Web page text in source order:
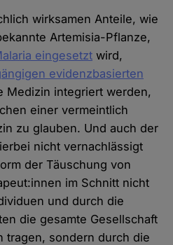
wirksamen Anteile, wie
Artemisia-Pflanze,
eingesetzt wird,
evidenzbasierten
Medizin integriert werden,
einer vermeintlich
zu glauben. Und auch der
nicht vernachlässigt
der Täuschung von
im Schnitt nicht
und durch die
die gesamte Gesellschaft
tragen, sondern durch die